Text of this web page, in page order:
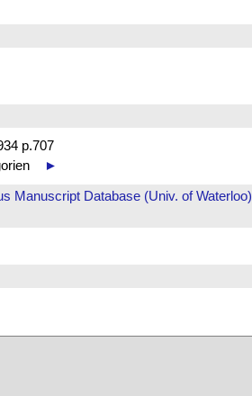
p.707
►
Manuscript Database (Univ. of Waterloo)